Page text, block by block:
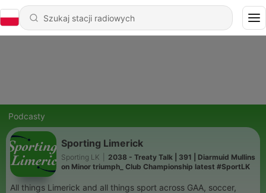
Podcasty
Sporting Limerick
Sporting LK
2038 - Treaty Talk | 391 | Diarmuid Mullins
on Minor triumph_ Club Championship latest #SportLK
All things Limerick and all things sport across GAA, soccer,